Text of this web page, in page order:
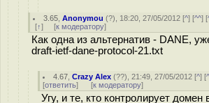
3.65 ,Anonymou (?), 18:20, 27/05/2012 [^] [^^] [
[↑] [к модератору]
Как одна из альтернатив - DANE,
draft-ietf-dane-protocol-21.txt
4.67 ,Crazy Alex (??), 21:49, 27/05/2012 [^] [
[ответить] [к модератору]
Угу, и те, кто контролирует домен